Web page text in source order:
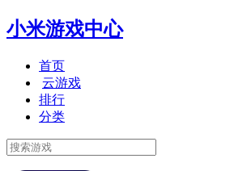
小米游戏中心
首页
云游戏
排行
分类